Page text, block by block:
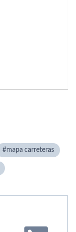
mapa carreteras